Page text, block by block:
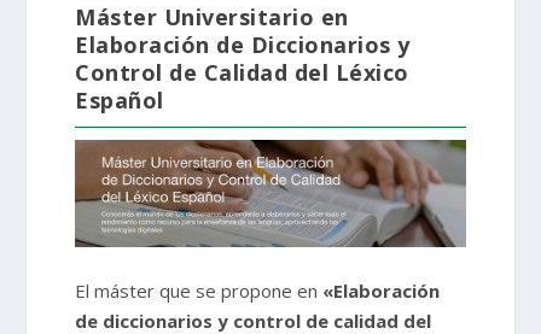
Máster Universitario en
Elaboración de Diccionarios y
Control de Calidad del Léxico
Español
El máster que se propone en «Elaboración
de diccionarios y control de calidad del